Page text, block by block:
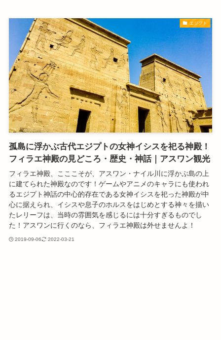
エジプト
孤島に浮かぶ古代エジプトの女神イシスを祀る神殿！
フィラエ神殿の見どころ・歴史・神話｜アスワン観光
フィラエ神殿、こここそが、アスワン・ナイル川に浮かぶ島の上
に建てられた神殿なのです！ゲームやアニメのキャラにも使われ
るエジプト神話の中心的存在である女神イシスを祀った神殿が中
心に据えられ、イシスや息子のホルスをはじめとする神々を描い
たレリーフは、当時の雰囲気を感じるには十分すぎるものでし
た！アスワンに行くのなら、フィラエ神殿は外せませんよ！
2019-09-06 2022-03-21